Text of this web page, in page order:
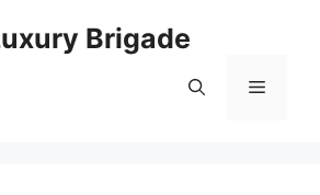
Brigade
Menu